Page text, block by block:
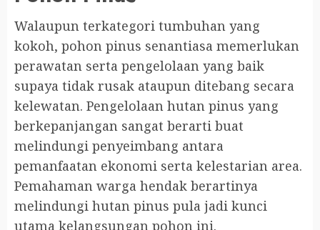
Walaupun terkategori tumbuhan yang
kokoh, pohon pinus senantiasa memerlukan
perawatan serta pengelolaan yang baik
supaya tidak rusak ataupun ditebang secara
kelewatan. Pengelolaan hutan pinus yang
berkepanjangan sangat berarti buat
melindungi penyeimbang antara
pemanfaatan ekonomi serta kelestarian area.
Pemahaman warga hendak berartinya
melindungi hutan pinus pula jadi kunci
utama kelangsungan pohon ini.